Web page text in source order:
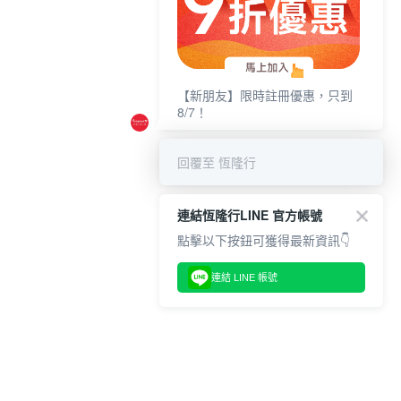
【新朋友】限時註冊優惠，只到
8/7！
回覆至 恆隆行
連結恆隆行LINE 官方帳號
點擊以下按鈕可獲得最新資訊👇
連結 LINE 帳號